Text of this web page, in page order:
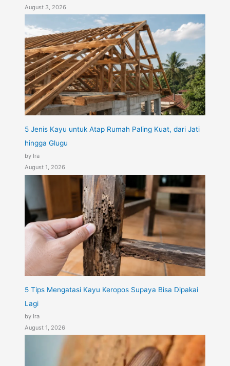
August 3, 2026
5 Jenis Kayu untuk Atap Rumah Paling Kuat, dari Jati
hingga Glugu
by Ira
August 1, 2026
5 Tips Mengatasi Kayu Keropos Supaya Bisa Dipakai
Lagi
by Ira
August 1, 2026